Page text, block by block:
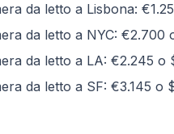
da letto a Lisbona:
da letto a NYC: €2.700
da letto a LA: €2.245 o
da letto a SF: €3.145 o